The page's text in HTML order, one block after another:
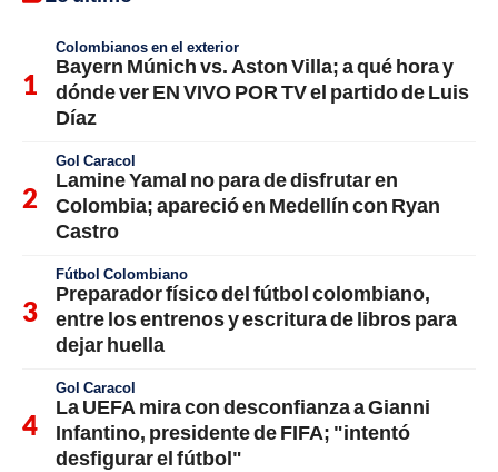
Colombianos en el exterior
Bayern Múnich vs. Aston Villa; a qué hora y
dónde ver EN VIVO POR TV el partido de Luis
Díaz
Gol Caracol
Lamine Yamal no para de disfrutar en
Colombia; apareció en Medellín con Ryan
Castro
Fútbol Colombiano
Preparador físico del fútbol colombiano,
entre los entrenos y escritura de libros para
dejar huella
Gol Caracol
La UEFA mira con desconfianza a Gianni
Infantino, presidente de FIFA; "intentó
desfigurar el fútbol"